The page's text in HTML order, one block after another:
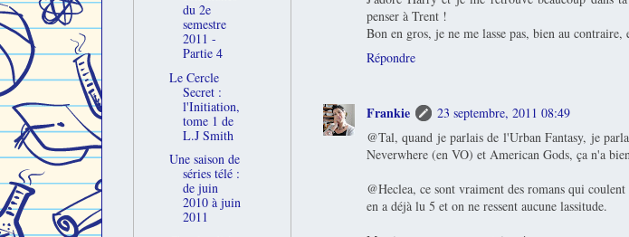
penser à Trent !
Bon en gros, je ne me lasse pas, bien au
Répondre
Frankie
23 septembre, 2011 08:49
@Tal, quand je parlais de l'Urban Fantasy, je
Neverwhere (en VO) et American Gods, ça n'a
@Heclea, ce sont vraiment des romans qui
en a déjà lu 5 et on ne ressent aucune lassitude.
du 2e
semestre
2011 -
Partie 4
Le Cercle
Secret :
l'Initiation,
tome 1 de
L.J Smith
Une saison de
séries télé :
de juin
2010 à juin
2011